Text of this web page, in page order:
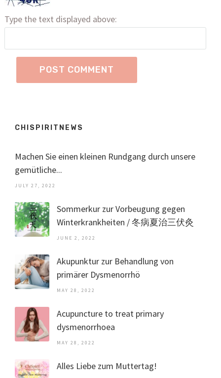
Type the text displayed above:
CHISPIRITNEWS
Machen Sie einen kleinen Rundgang durch unsere
gemütliche...
JULY 27, 2022
Sommerkur zur Vorbeugung gegen
Winterkrankheiten / 冬病夏治三伏灸
JUNE 2, 2022
Akupunktur zur Behandlung von
primärer Dysmenorrhö
MAY 28, 2022
Acupuncture to treat primary
dysmenorrhoea
MAY 28, 2022
Alles Liebe zum Muttertag!